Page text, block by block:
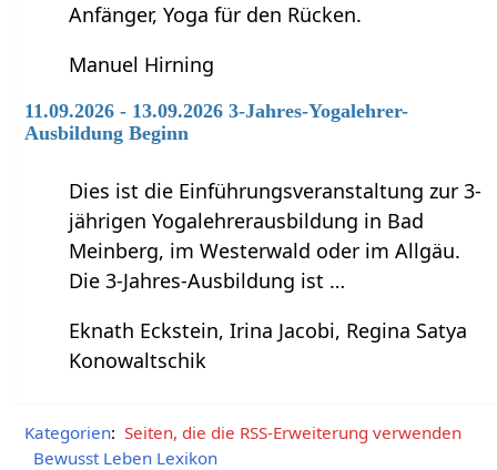
Anfänger, Yoga für den Rücken.
Manuel Hirning
11.09.2026 - 13.09.2026 3-Jahres-Yogalehrer-
Ausbildung Beginn
Dies ist die Einführungsveranstaltung zur 3-
jährigen Yogalehrerausbildung in Bad
Meinberg, im Westerwald oder im Allgäu.
Die 3-Jahres-Ausbildung ist …
Eknath Eckstein, Irina Jacobi, Regina Satya
Konowaltschik
Kategorien: Seiten, die die RSS-Erweiterung verwenden
Bewusst Leben Lexikon